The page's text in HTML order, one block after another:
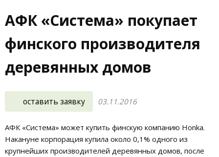
АФК «Система» покупает
финского производителя
деревянных домов
оставить заявку 03.11.2016
АФК «Система» может купить финскую компанию Honka.
Накануне корпорация купила около 0,1% одного из
крупнейших производителей деревянных домов, после